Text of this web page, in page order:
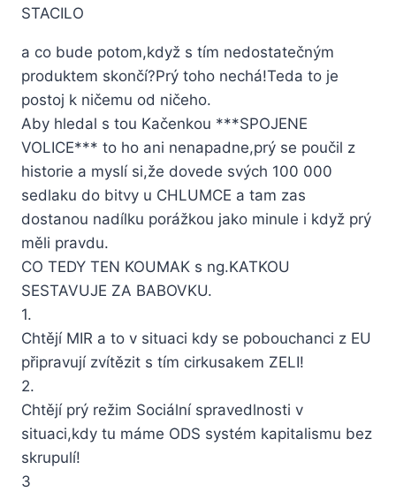
STACILO
a co bude potom,když s tím nedostatečným
produktem skončí?Prý toho nechá!Teda to je
postoj k ničemu od ničeho.
Aby hledal s tou Kačenkou ***SPOJENE
VOLICE*** to ho ani nenapadne,prý se poučil z
historie a myslí si,že dovede svých 100 000
sedlaku do bitvy u CHLUMCE a tam zas
dostanou nadílku porážkou jako minule i když prý
měli pravdu.
CO TEDY TEN KOUMAK s ng.KATKOU
SESTAVUJE ZA BABOVKU.
1.
Chtějí MIR a to v situaci kdy se pobouchanci z EU
připravují zvítězit s tím cirkusakem ZELI!
2.
Chtějí prý režim Sociální spravedlnosti v
situaci,kdy tu máme ODS systém kapitalismu bez
skrupulí!
3